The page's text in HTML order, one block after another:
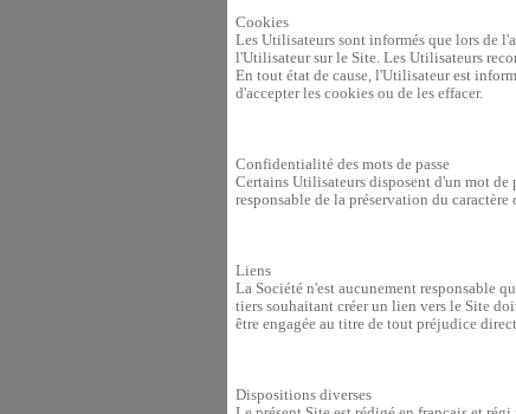
Cookies
Les Utilisateurs sont informés que lors de
l'Utilisateur sur le Site. Les Utilisateurs
En tout état de cause, l'Utilisateur est
d'accepter les cookies ou de les effacer.
Confidentialité des mots de passe
Certains Utilisateurs disposent d'un mot
responsable de la préservation du
Liens
La Société n'est aucunement responsable
tiers souhaitant créer un lien vers le Site
être engagée au titre de tout préjudice
Dispositions diverses